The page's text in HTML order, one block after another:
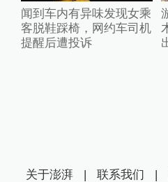
闻到车内有异味发现女乘
客脱鞋踩椅，网约车司机
提醒后遭投诉
关于澎湃 | 联系我们 |